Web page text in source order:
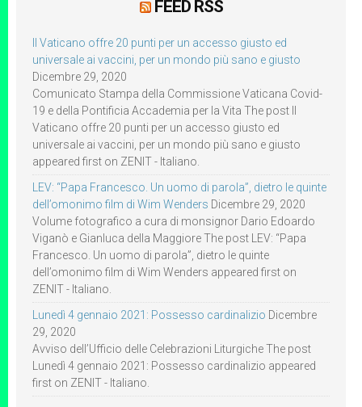
FEED RSS
Il Vaticano offre 20 punti per un accesso giusto ed
universale ai vaccini, per un mondo più sano e giusto
Dicembre 29, 2020
Comunicato Stampa della Commissione Vaticana Covid-
19 e della Pontificia Accademia per la Vita The post Il
Vaticano offre 20 punti per un accesso giusto ed
universale ai vaccini, per un mondo più sano e giusto
appeared first on ZENIT - Italiano.
LEV: “Papa Francesco. Un uomo di parola”, dietro le quinte
dell’omonimo film di Wim Wenders Dicembre 29, 2020
Volume fotografico a cura di monsignor Dario Edoardo
Viganò e Gianluca della Maggiore The post LEV: “Papa
Francesco. Un uomo di parola”, dietro le quinte
dell’omonimo film di Wim Wenders appeared first on
ZENIT - Italiano.
Lunedì 4 gennaio 2021: Possesso cardinalizio Dicembre
29, 2020
Avviso dell’Ufficio delle Celebrazioni Liturgiche The post
Lunedì 4 gennaio 2021: Possesso cardinalizio appeared
first on ZENIT - Italiano.